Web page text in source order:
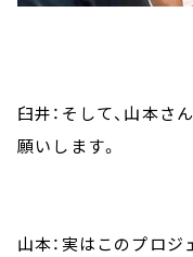
臼井：そして、山本さ
願いします。
山本：実はこのプロ